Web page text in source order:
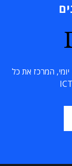
המרכז את כל